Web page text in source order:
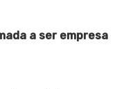
a ser empresa